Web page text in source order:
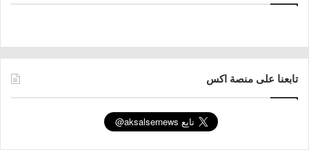
تابعنا على منصة اكس